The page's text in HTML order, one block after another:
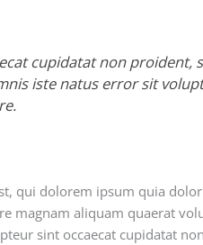
cupidatat non
iste natus error sit
qui dolorem ipsum quia
magnam aliquam quaerat
sint occaecat cupidatat